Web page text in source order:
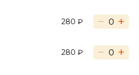
280 ₽ − +
280 ₽ − +